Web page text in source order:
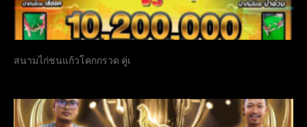
สนามไก่ชนแก้วโคกกรวด คู่เ